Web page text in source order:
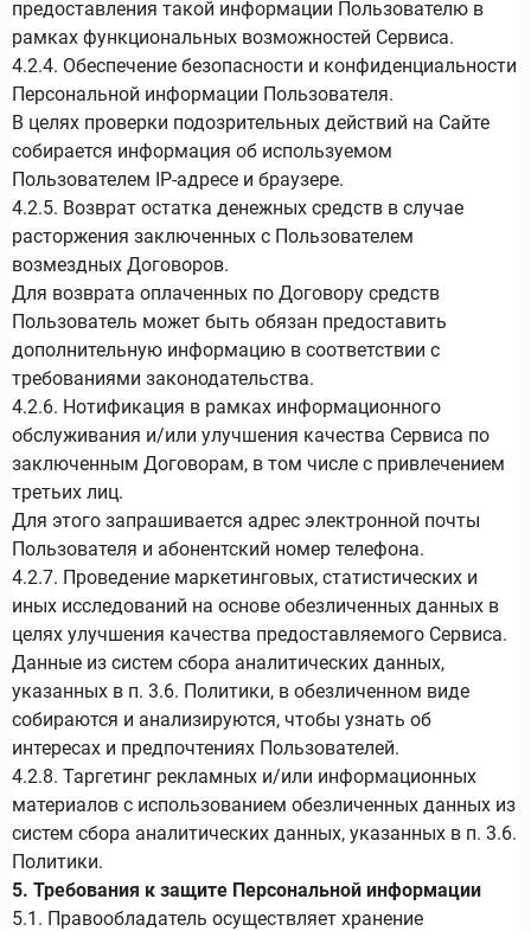
предоставления такой информации Пользователю в
рамках функциональных возможностей Сервиса.
4.2.4. Обеспечение безопасности и конфиденциальности
Персональной информации Пользователя.
В целях проверки подозрительных действий на Сайте
собирается информация об используемом
Пользователем IP-адресе и браузере.
4.2.5. Возврат остатка денежных средств в случае
расторжения заключенных с Пользователем
возмездных Договоров.
Для возврата оплаченных по Договору средств
Пользователь может быть обязан предоставить
дополнительную информацию в соответствии с
требованиями законодательства.
4.2.6. Нотификация в рамках информационного
обслуживания и/или улучшения качества Сервиса по
заключенным Договорам, в том числе с привлечением
третьих лиц.
Для этого запрашивается адрес электронной почты
Пользователя и абонентский номер телефона.
4.2.7. Проведение маркетинговых, статистических и
иных исследований на основе обезличенных данных в
целях улучшения качества предоставляемого Сервиса.
Данные из систем сбора аналитических данных,
указанных в п. 3.6. Политики, в обезличенном виде
собираются и анализируются, чтобы узнать об
интересах и предпочтениях Пользователей.
4.2.8. Таргетинг рекламных и/или информационных
материалов с использованием обезличенных данных из
систем сбора аналитических данных, указанных в п. 3.6.
Политики.
5. Требования к защите Персональной информации
5.1. Правообладатель осуществляет хранение